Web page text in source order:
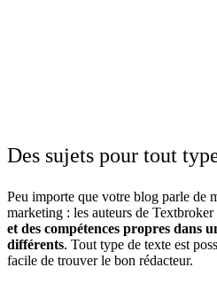
Des sujets pour tout
Peu importe que votre blog parle de
marketing : les auteurs de
et des compétences propres dans
différents. Tout type de texte est
facile de trouver le bon rédacteur.